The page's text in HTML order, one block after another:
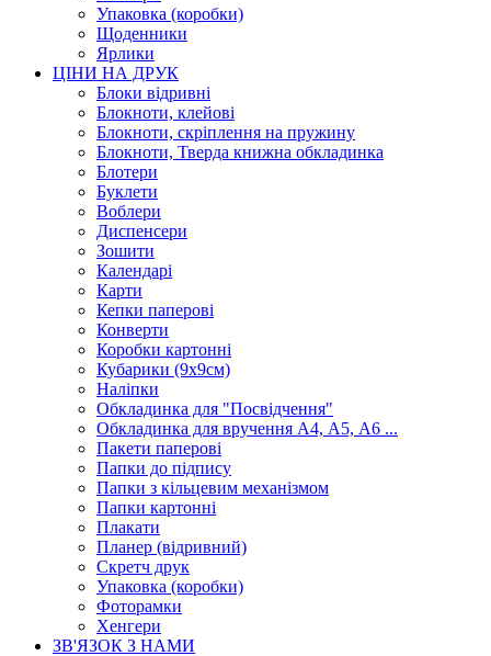
Упаковка (коробки)
Щоденники
Ярлики
ЦІНИ НА ДРУК
Блоки відривні
Блокноти, клейові
Блокноти, скріплення на пружину
Блокноти, Тверда книжна обкладинка
Блотери
Буклети
Воблери
Диспенсери
Зошити
Календарі
Карти
Кепки паперові
Конверти
Коробки картонні
Кубарики (9х9см)
Наліпки
Обкладинка для "Посвідчення"
Обкладинка для вручення А4, А5, А6 ...
Пакети паперові
Папки до підпису
Папки з кільцевим механізмом
Папки картонні
Плакати
Планер (відривний)
Скретч друк
Упаковка (коробки)
Фоторамки
Хенгери
ЗВ'ЯЗОК З НАМИ